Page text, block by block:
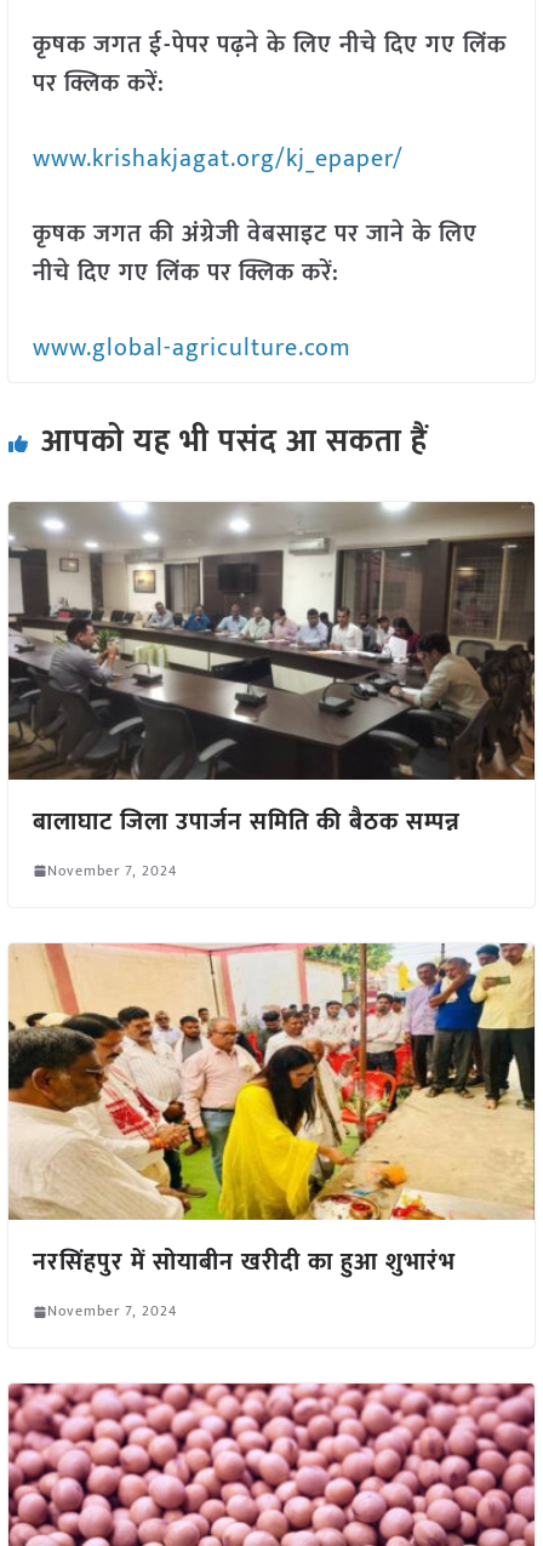
कृषक जगत ई-पेपर पढ़ने के लिए नीचे दिए गए लिंक
पर क्लिक करें:
www.krishakjagat.org/kj_epaper/
कृषक जगत की अंग्रेजी वेबसाइट पर जाने के लिए
नीचे दिए गए लिंक पर क्लिक करें:
www.global-agriculture.com
आपको यह भी पसंद आ सकता हैं
बालाघाट जिला उपार्जन समिति की बैठक सम्पन्न
November 7, 2024
नरसिंहपुर में सोयाबीन खरीदी का हुआ शुभारंभ
November 7, 2024